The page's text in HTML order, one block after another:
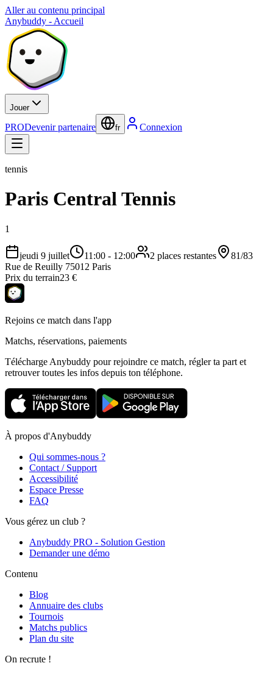
Aller au contenu principal
Anybuddy - Accueil
Jouer
PRODevenir partenaire fr Connexion
tennis
Paris Central Tennis
1
jeudi 9 juillet 11:00 - 12:00 2 places restantes
81/83
Rue de Reuilly 75012 Paris
Prix du terrain23 €
Rejoins ce match dans l'app
Matchs, réservations, paiements
Télécharge Anybuddy pour rejoindre ce match, régler ta part et
retrouver toutes les infos depuis ton téléphone.
À propos d'Anybuddy
Qui sommes-nous ?
Contact / Support
Accessibilité
Espace Presse
FAQ
Vous gérez un club ?
Anybuddy PRO - Solution Gestion
Demander une démo
Contenu
Blog
Annuaire des clubs
Tournois
Matchs publics
Plan du site
On recrute !